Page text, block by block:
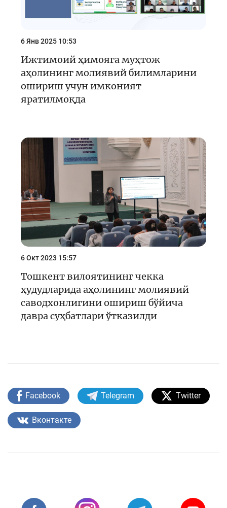
6 Янв 2025 10:53
Ижтимоий ҳимояга муҳтож
аҳолининг молиявий билимларини
ошириш учун имконият
яратилмоқда
6 Окт 2023 15:57
Тошкент вилоятининг чекка
ҳудудларида аҳолининг молиявий
саводхонлигини ошириш бўйича
давра суҳбатлари ўтказилди
Facebook Telegram Twitter
Вконтакте